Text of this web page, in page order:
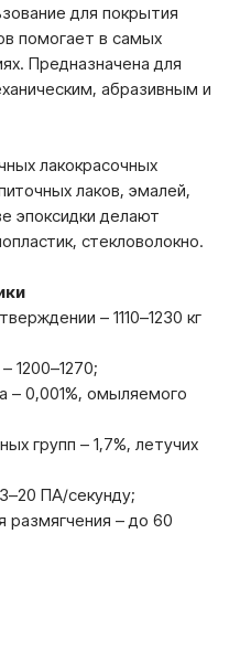
для покрытия
помогает в самых
Предназначена для
абразивным и
лакокрасочных
лаков, эмалей,
эпоксидки делают
стекловолокно.
– 1110–1230 кг
1200–1270;
– 0,001%, омыляемого
групп – 1,7%, летучих
ПА/секунду;
– до 60